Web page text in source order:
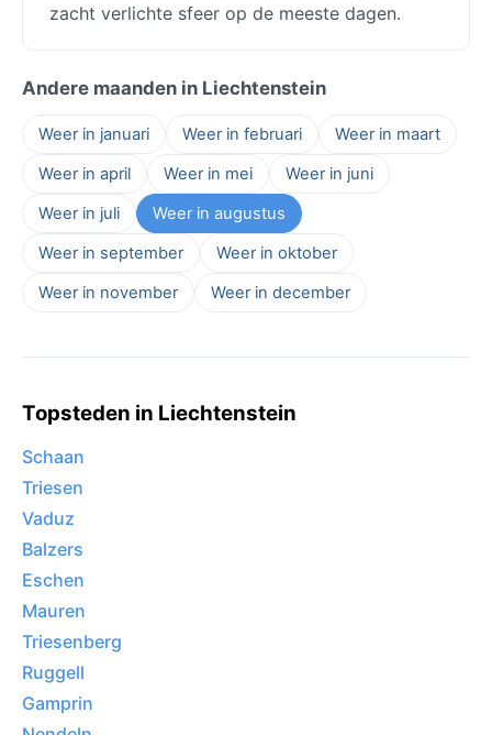
zacht verlichte sfeer op de meeste dagen.
Andere maanden in Liechtenstein
Weer in januari Weer in februari
Weer in maart
Weer in april
Weer in mei
Weer in juni
Weer in juli
Weer in augustus
Weer in september
Weer in oktober
Weer in november
Weer in december
Topsteden in Liechtenstein
Schaan
Triesen
Vaduz
Balzers
Eschen
Mauren
Triesenberg
Ruggell
Gamprin